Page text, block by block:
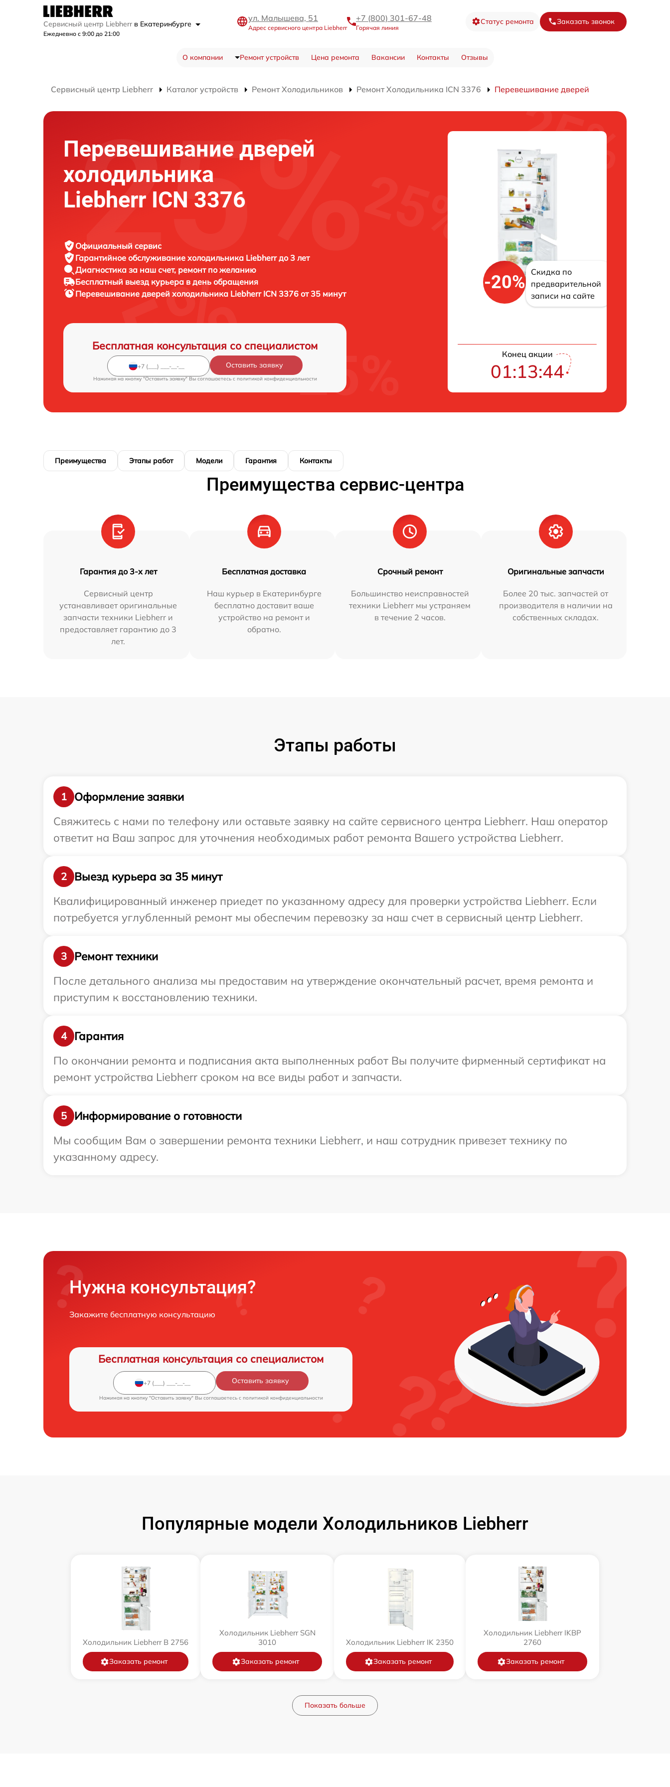
Сервисный центр Liebherr в Екатеринбурге
Ежедневно с 9:00 до 21:00
ул. Малышева, 51
Адрес сервисного центра Liebherr
+7 (800) 301-67-48
Горячая линия
Статус ремонта Заказать звонок
О компании Ремонт устройств Цена ремонта Вакансии Контакты Отзывы
Сервисный центр Liebherr Каталог устройств Ремонт Холодильников Ремонт Холодильника ICN 3376 Перевешивание дверей
Перевешивание дверей
холодильника
Liebherr ICN 3376
Официальный сервис
Гарантийное обслуживание холодильника Liebherr до 3 лет
Диагностика за наш счет, ремонт по желанию
Бесплатный выезд курьера в день обращения
Перевешивание дверей холодильника Liebherr ICN 3376 от 35 минут
Бесплатная консультация со специалистом
Оставить заявку
Нажимая на кнопку "Оставить заявку" Вы соглашаетесь c политикой конфиденциальности
-20%
Скидка по
предварительной
записи на сайте
Конец акции
01:13:42
Преимущества Этапы работ Модели Гарантия Контакты
Преимущества сервис-центра
Гарантия до 3-х лет
Сервисный центр
устанавливает оригинальные
запчасти техники Liebherr и
предоставляет гарантию до 3
лет.
Бесплатная доставка
Наш курьер в Екатеринбурге
бесплатно доставит ваше
устройство на ремонт и
обратно.
Срочный ремонт
Большинство неисправностей
техники Liebherr мы устраняем
в течение 2 часов.
Оригинальные запчасти
Более 20 тыс. запчастей от
производителя в наличии на
собственных складах.
Этапы работы
1
Оформление заявки
Свяжитесь с нами по телефону или оставьте заявку на сайте сервисного центра Liebherr. Наш оператор
ответит на Ваш запрос для уточнения необходимых работ ремонта Вашего устройства Liebherr.
2
Выезд курьера за 35 минут
Квалифицированный инженер приедет по указанному адресу для проверки устройства Liebherr. Если
потребуется углубленный ремонт мы обеспечим перевозку за наш счет в сервисный центр Liebherr.
3
Ремонт техники
После детального анализа мы предоставим на утверждение окончательный расчет, время ремонта и
приступим к восстановлению техники.
4
Гарантия
По окончании ремонта и подписания акта выполненных работ Вы получите фирменный сертификат на
ремонт устройства Liebherr сроком на все виды работ и запчасти.
5
Информирование о готовности
Мы сообщим Вам о завершении ремонта техники Liebherr, и наш сотрудник привезет технику по
указанному адресу.
Нужна консультация?
Закажите бесплатную консультацию
Бесплатная консультация со специалистом
Оставить заявку
Нажимая на кнопку "Оставить заявку" Вы соглашаетесь c политикой конфиденциальности
Популярные модели Холодильников Liebherr
Холодильник Liebherr B 2756
Заказать ремонт
Холодильник Liebherr SGN
3010
Заказать ремонт
Холодильник Liebherr IK 2350
Заказать ремонт
Холодильник Liebherr IKBP
2760
Заказать ремонт
Показать больше